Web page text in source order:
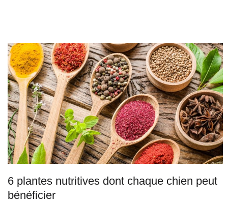
6 plantes nutritives dont chaque chien peut
bénéficier